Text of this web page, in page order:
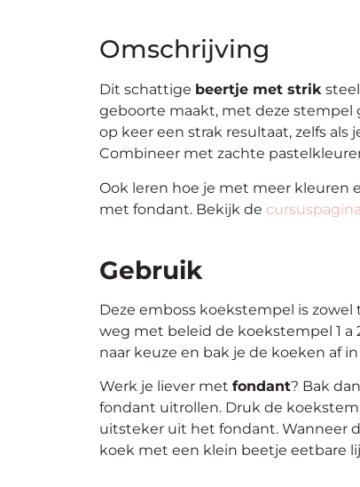
Omschrijving
Dit schattige beertje met strik
geboorte maakt, met deze stempel
op keer een strak resultaat, zelfs
Combineer met zachte
Ook leren hoe je met meer kleuren
met fondant. Bekijk de cursuspagina
Gebruik
Deze emboss koekstempel is
weg met beleid de koekstempel 1
naar keuze en bak je de koeken af
Werk je liever met fondant? Bak
fondant uitrollen. Druk de
uitsteker uit het fondant. Wanneer
koek met een klein beetje eetbare